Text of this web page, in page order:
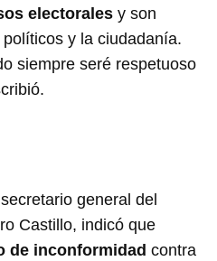
electorales y son
y la ciudadanía.
siempre seré respetuoso
general del
Castillo, indicó que
de inconformidad contra